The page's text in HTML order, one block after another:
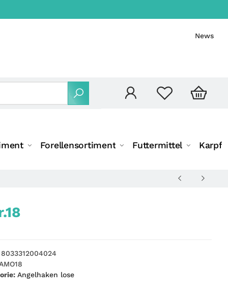
News
Forellensortiment Futtermittel
8033312004024
Angelhaken lose